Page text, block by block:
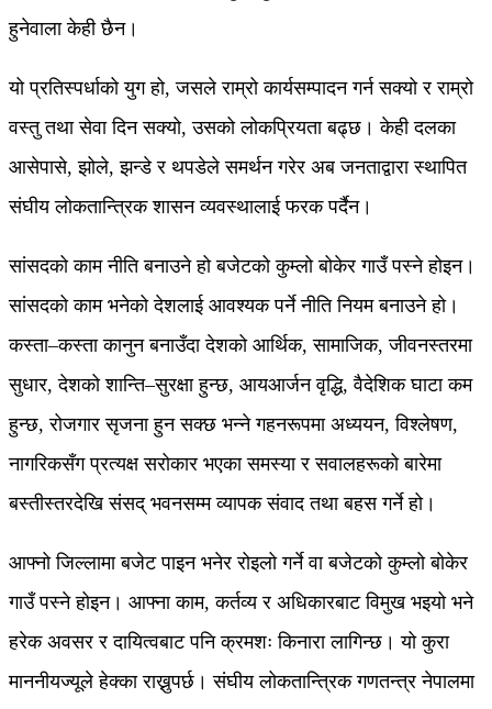
हुनेवाला केही छैन।
यो प्रतिस्पर्धाको युग हो, जसले राम्रो कार्यसम्पादन गर्न सक्यो र राम्रो
वस्तु तथा सेवा दिन सक्यो, उसको लोकप्रियता बढ्छ। केही दलका
आसेपासे, झोले, झन्डे र थपडेले समर्थन गरेर अब जनताद्वारा स्थापित
संघीय लोकतान्त्रिक शासन व्यवस्थालाई फरक पर्दैन।
सांसदको काम नीति बनाउने हो बजेटको कुम्लो बोकेर गाउँ पस्ने होइन।
सांसदको काम भनेको देशलाई आवश्यक पर्ने नीति नियम बनाउने हो।
कस्ता–कस्ता कानुन बनाउँदा देशको आर्थिक, सामाजिक, जीवनस्तरमा
सुधार, देशको शान्ति–सुरक्षा हुन्छ, आयआर्जन वृद्धि, वैदेशिक घाटा कम
हुन्छ, रोजगार सृजना हुन सक्छ भन्ने गहनरूपमा अध्ययन, विश्लेषण,
नागरिकसँग प्रत्यक्ष सरोकार भएका समस्या र सवालहरूको बारेमा
बस्तीस्तरदेखि संसद् भवनसम्म व्यापक संवाद तथा बहस गर्ने हो।
आफ्नो जिल्लामा बजेट पाइन भनेर रोइलो गर्ने वा बजेटको कुम्लो बोकेर
गाउँ पस्ने होइन। आफ्ना काम, कर्तव्य र अधिकारबाट विमुख भइयो भने
हरेक अवसर र दायित्वबाट पनि क्रमशः किनारा लागिन्छ। यो कुरा
माननीयज्यूले हेक्का राख्नुपर्छ। संघीय लोकतान्त्रिक गणतन्त्र नेपालमा